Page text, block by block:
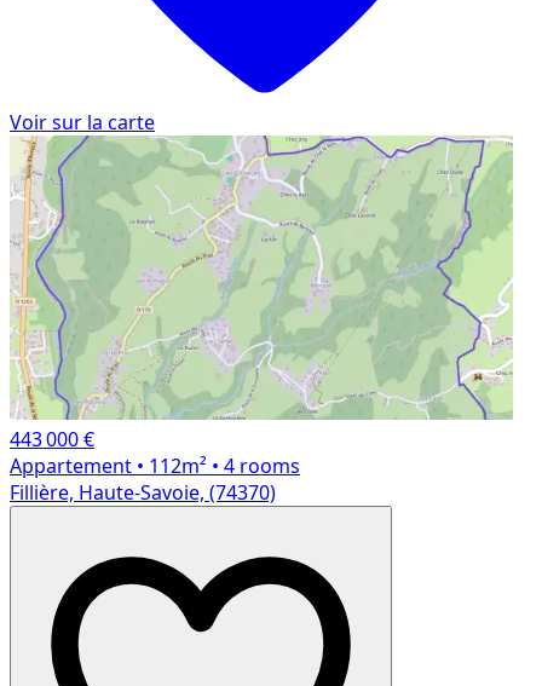
Voir sur la carte
443 000 €
Appartement • 112m² • 4 rooms
Fillière, Haute-Savoie, (74370)